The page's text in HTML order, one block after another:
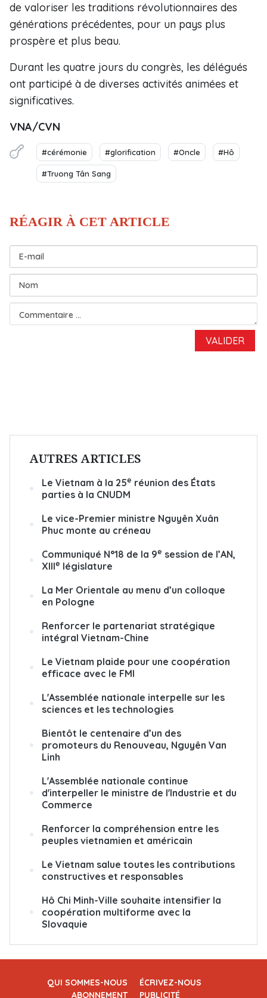
de valoriser les traditions révolutionnaires des
générations précédentes, pour un pays plus
prospère et plus beau.
Durant les quatre jours du congrès, les délégués
ont participé à de diverses activités animées et
significatives.
VNA/CVN
#cérémonie #glorification #Oncle #Hô
#Truong Tân Sang
AUTRES ARTICLES
Le Vietnam à la 25e réunion des États
parties à la CNUDM
Le vice-Premier ministre Nguyên Xuân
Phuc monte au créneau
Communiqué N°18 de la 9e session de l’AN,
XIIIe législature
La Mer Orientale au menu d’un colloque
en Pologne
Renforcer le partenariat stratégique
intégral Vietnam-Chine
Le Vietnam plaide pour une coopération
efficace avec le FMI
L'Assemblée nationale interpelle sur les
sciences et les technologies
Bientôt le centenaire d’un des
promoteurs du Renouveau, Nguyên Van
Linh
L'Assemblée nationale continue
d'interpeller le ministre de l'Industrie et du
Commerce
Renforcer la compréhension entre les
peuples vietnamien et américain
Le Vietnam salue toutes les contributions
constructives et responsables
Hô Chi Minh-Ville souhaite intensifier la
coopération multiforme avec la
Slovaquie
QUI SOMMES-NOUS
ÉCRIVEZ-NOUS
ABONNEMENT
PUBLICITÉ